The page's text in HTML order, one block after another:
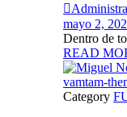

mayo 2,
Dentro de
READ
vamtam-
Category